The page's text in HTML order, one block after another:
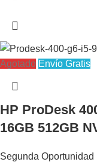
Agotado Envío Gratis
HP ProDesk
16GB 512GB
Segunda Oportunidad